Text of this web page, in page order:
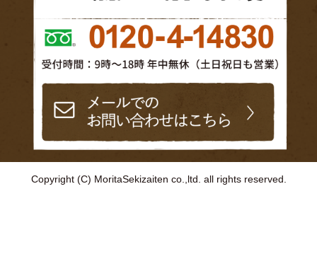
Copyright (C) MoritaSekizaiten co.,ltd. all rights reserved.